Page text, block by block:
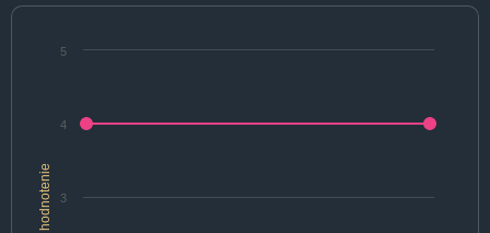
hodnotenie 3
4
5